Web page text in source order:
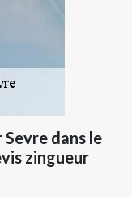
Sevre dans le
zingueur